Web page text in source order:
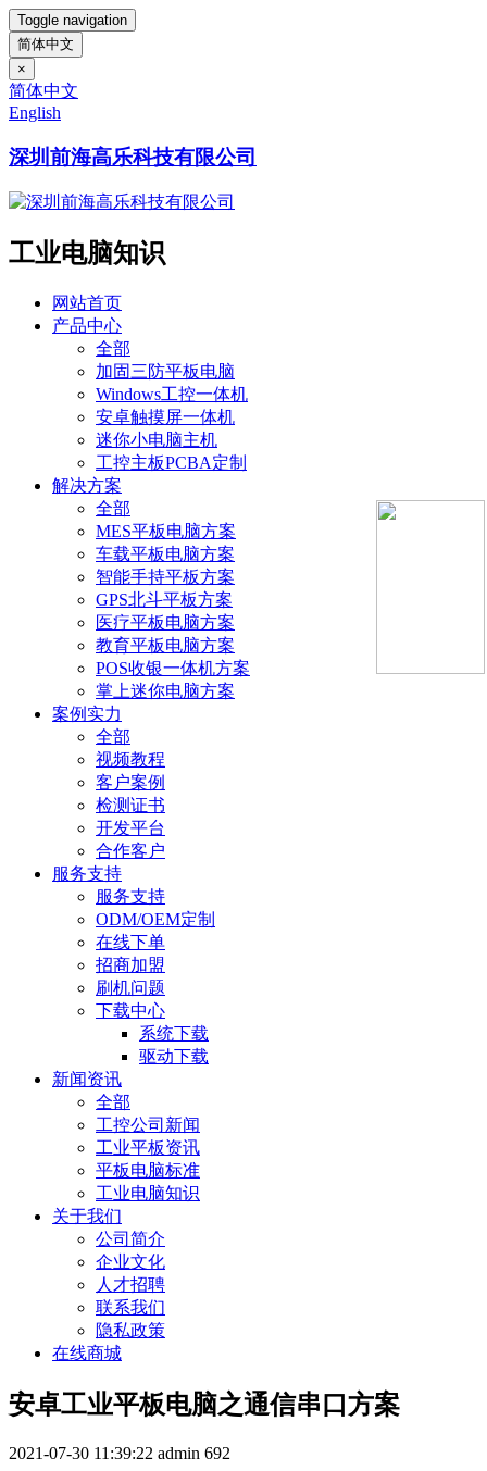
Toggle navigation
简体中文
×
简体中文
English
深圳前海高乐科技有限公司
工业电脑知识
网站首页
产品中心
全部
加固三防平板电脑
Windows工控一体机
安卓触摸屏一体机
迷你小电脑主机
工控主板PCBA定制
解决方案
全部
MES平板电脑方案
车载平板电脑方案
智能手持平板方案
GPS北斗平板方案
医疗平板电脑方案
教育平板电脑方案
POS收银一体机方案
掌上迷你电脑方案
案例实力
全部
视频教程
客户案例
检测证书
开发平台
合作客户
服务支持
服务支持
ODM/OEM定制
在线下单
招商加盟
刷机问题
下载中心
系统下载
驱动下载
新闻资讯
全部
工控公司新闻
工业平板资讯
平板电脑标准
工业电脑知识
关于我们
公司简介
企业文化
人才招聘
联系我们
隐私政策
在线商城
安卓工业平板电脑之通信串口方案
2021-07-30 11:39:22 admin 692